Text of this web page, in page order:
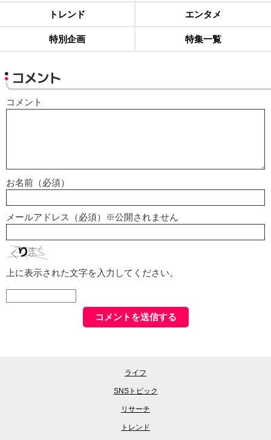
トレンド エンタメ
特別企画 特集一覧
コメント
コメント
お名前（必須）
メールアドレス（必須）※公開されません
上に表示された文字を入力してください。
ライフ
SNSトピック
リサーチ
トレンド